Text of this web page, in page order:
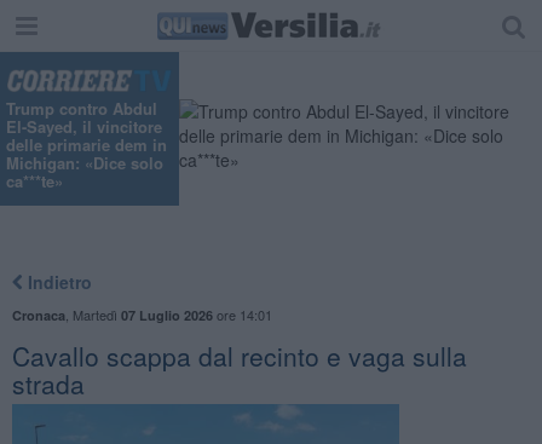
Trump contro Abdul
El-Sayed, il vincitore
delle primarie dem in
Michigan: «Dice solo
ca***te»
Indietro
Cronaca Martedì 07 Luglio 2026ore 14:01
Cavallo scappa dal recinto e vaga sulla
strada